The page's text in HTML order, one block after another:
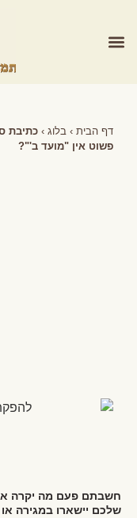
דף הבית › בלוג › כתיבת
פשוט אין "מועד ב'"?
חשבתם פעם מה יקרה
שלכם יישארו במגירה או